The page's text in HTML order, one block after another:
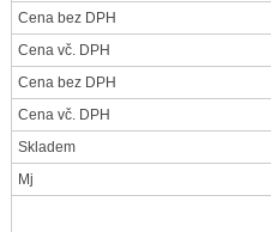
Cena bez DPH
Cena vč. DPH
Cena bez DPH
Cena vč. DPH
Skladem
Mj